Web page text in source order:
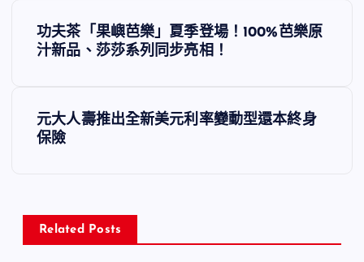
文
章
覽
功夫茶「果嶼芭樂」夏季登場！100%芭樂原
汁新品、莎莎系列同步亮相！
元大人壽推出全新美元利率變動型還本終身
保險
Related Posts